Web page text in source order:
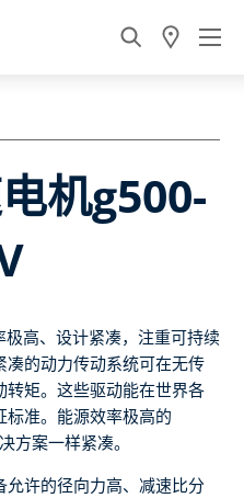
机g500-
高、设计紧凑，注重可持续
的动力传动系统可在无传
矩。这些驱动能在世界各
准。能源效率极高的
方案一样紧凑。
许的径向力高、减速比分